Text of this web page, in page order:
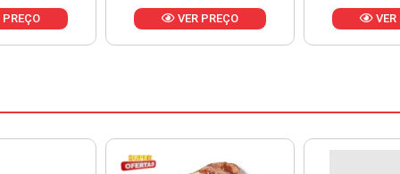
PREÇO VER PREÇO VER